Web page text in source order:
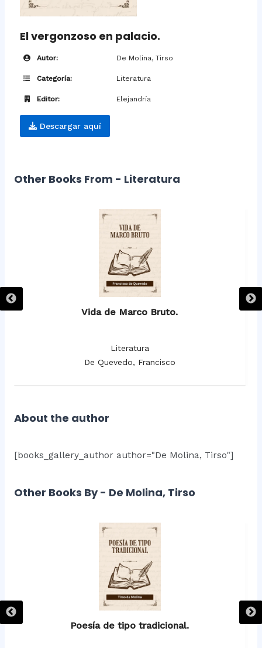
El vergonzoso en palacio.
Autor: De Molina, Tirso
Categoría: Literatura
Editor: Elejandría
Descargar aquí
Other Books From - Literatura
Vida de Marco Bruto.
Literatura
De Quevedo, Francisco
About the author
[books_gallery_author author="De Molina, Tirso"]
Other Books By - De Molina, Tirso
Poesía de tipo tradicional.